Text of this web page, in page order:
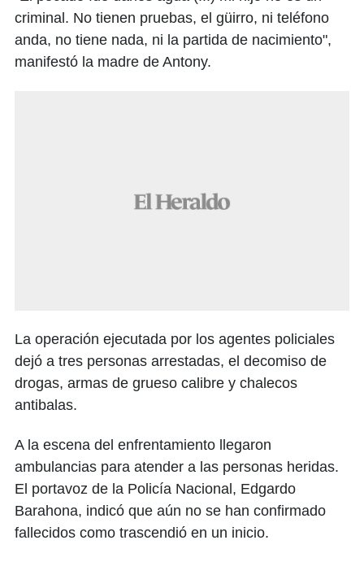
criminal. No tienen pruebas, el güirro, ni teléfono
anda, no tiene nada, ni la partida de nacimiento",
manifestó la madre de Antony.
La operación ejecutada por los agentes policiales
dejó a tres personas arrestadas, el decomiso de
drogas, armas de grueso calibre y chalecos
antibalas.
A la escena del enfrentamiento llegaron
ambulancias para atender a las personas heridas.
El portavoz de la Policía Nacional, Edgardo
Barahona, indicó que aún no se han confirmado
fallecidos como trascendió en un inicio.